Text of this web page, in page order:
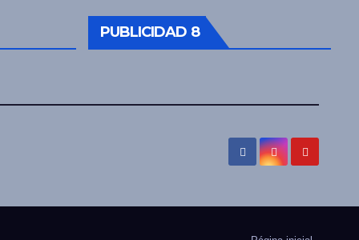
PUBLICIDAD 8